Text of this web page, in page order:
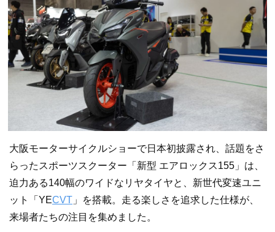
大阪モーターサイクルショーで日本初披露され、話題をさ
らったスポーツスクーター「新型 エアロックス155」は、
迫力ある140幅のワイドなリヤタイヤと、新世代変速ユニ
ット「YECVT 」を搭載。走る楽しさを追求した仕様が、
来場者たちの注目を集めました。